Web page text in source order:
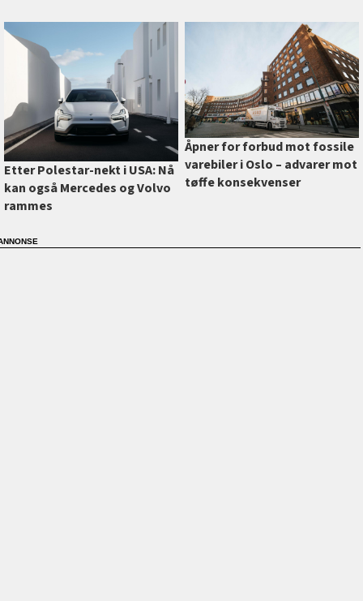
Etter Polestar-nekt i USA: Nå
kan også Mercedes og Volvo
rammes
Åpner for forbud mot fossile
varebiler i Oslo –⁠ advarer mot
tøffe konsekvenser